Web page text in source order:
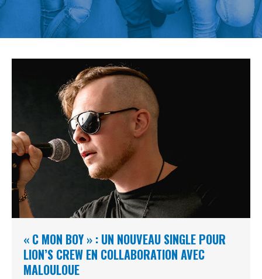
« C MON BOY » : UN NOUVEAU SINGLE POUR
LION’S CREW EN COLLABORATION AVEC
MALOULOUE